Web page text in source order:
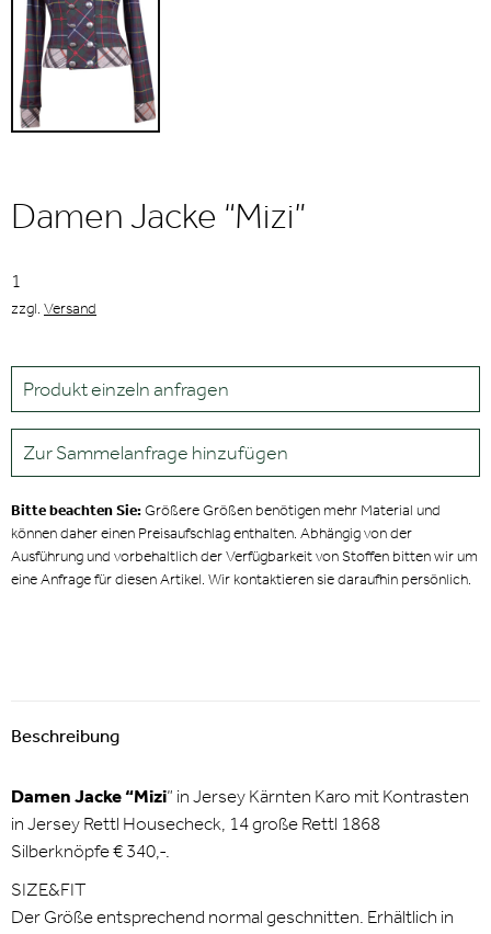
Damen Jacke “Mizi”
1
zzgl. Versand
Produkt einzeln anfragen
Zur Sammelanfrage hinzufügen
Bitte beachten Sie:Größere Größen benötigen mehr Material und
können daher einen Preisaufschlag enthalten. Abhängig von der
Ausführung und vorbehaltlich der Verfügbarkeit von Stoffen bitten wir um
eine Anfrage für diesen Artikel. Wir kontaktieren sie daraufhin persönlich.
Beschreibung
Damen Jacke “Mizi” in Jersey Kärnten Karo mit Kontrasten
in Jersey Rettl Housecheck, 14 große Rettl 1868
Silberknöpfe € 340,-.
SIZE&FIT
Der Größe entsprechend normal geschnitten. Erhältlich in